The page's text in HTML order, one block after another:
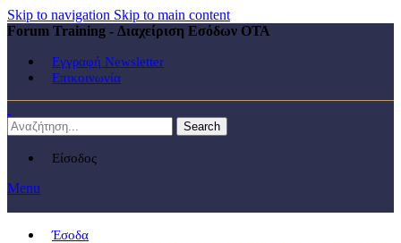
Skip to navigation Skip to main content
Forum Training - Διαχείριση Εσόδων ΟΤΑ
Εγγραφή Newsletter
Επικοινωνία
Search
Είσοδος
Menu
Έσοδα